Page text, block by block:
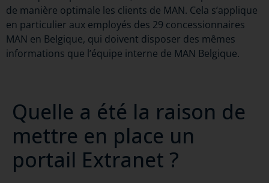
de manière optimale les clients de MAN. Cela s’applique
en particulier aux employés des 29 concessionnaires
MAN en Belgique, qui doivent disposer des mêmes
informations que l’équipe interne de MAN Belgique.
Quelle a été la raison de
mettre en place un
portail Extranet ?